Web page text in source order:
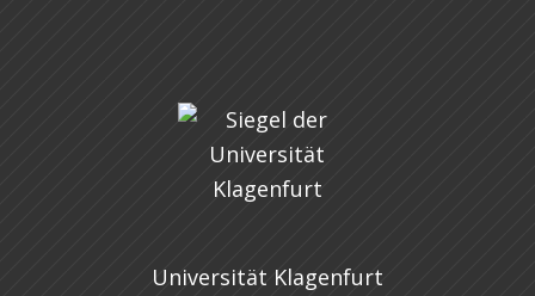
Universität Klagenfurt